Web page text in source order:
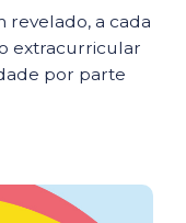
revelado, a cada
extracurricular
por parte